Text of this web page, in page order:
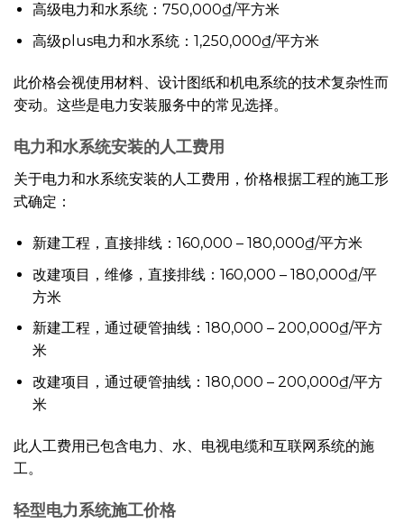
高级电力和水系统：750,000₫/平方米
高级plus电力和水系统：1,250,000₫/平方米
此价格会视使用材料、设计图纸和机电系统的技术复杂性而
变动。这些是电力安装服务中的常见选择。
电力和水系统安装的人工费用
关于电力和水系统安装的人工费用，价格根据工程的施工形
式确定：
新建工程，直接排线：160,000 – 180,000₫/平方米
改建项目，维修，直接排线：160,000 – 180,000₫/平
方米
新建工程，通过硬管抽线：180,000 – 200,000₫/平方
米
改建项目，通过硬管抽线：180,000 – 200,000₫/平方
米
此人工费用已包含电力、水、电视电缆和互联网系统的施
工。
轻型电力系统施工价格